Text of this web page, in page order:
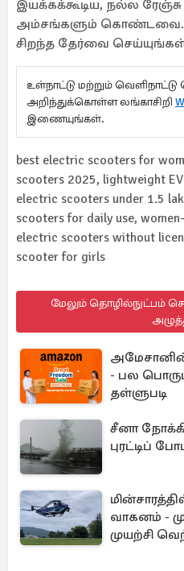
இயக்கக்கூடிய, நல்ல ரேஞ்சு
அம்சங்களும் கொண்டவை.
சிறந்த தேர்வை
உள்நாட்டு மற்றும்
அறிந்துக்கொள்ள லங்காசிறி
இணையுங்கள்.
best electric scooters for
scooters 2025, lightweight
electric scooters under 1.5
scooters for daily use,
electric scooters without
scooter for girls
மேலும் தொழில்நுட்பம்
அமேசானின்
- பல
தள்ளுபடி
சீனா
புரட்டிப்
வாகனம் -
முயற்சி